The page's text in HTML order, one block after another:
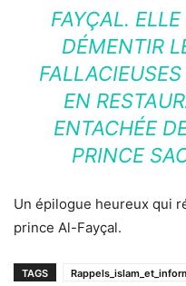
FAYÇAL.
DÉMENTIR
EN
ENTACHÉE
PRINCE
Un épilogue heureux qui
prince Al-Fayçal.
TAGS